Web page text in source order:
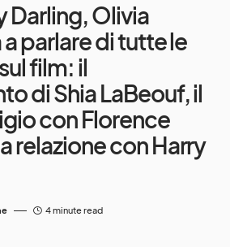
Darling, Olivia
parlare di tutte le
film: il
di Shia LaBeouf, il
con Florence
relazione con Harry
4 minute read